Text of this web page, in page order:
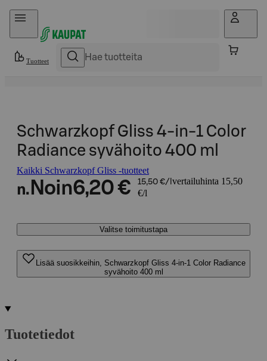
Hyppää sisältöön
Tuotteet
Schwarzkopf Gliss 4-in-1 Color
Radiance syvähoito 400 ml
Kaikki Schwarzkopf Gliss -tuotteet
n. Noin6,20 € 15,50 €/l vertailuhinta 15,50
€/l
Valitse toimitustapa
Lisää suosikkeihin, Schwarzkopf Gliss 4-in-1 Color Radiance
syvähoito 400 ml
Tuotetiedot